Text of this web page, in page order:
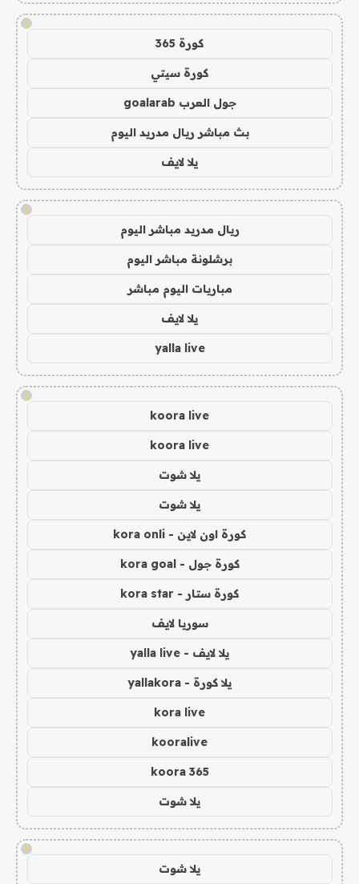
!
كورة 365
كورة سيتي
جول العرب goalarab
بث مباشر ريال مدريد اليوم
يلا لايف
!
ريال مدريد مباشر اليوم
برشلونة مباشر اليوم
مباريات اليوم مباشر
يلا لايف
yalla live
!
koora live
koora live
يلا شوت
يلا شوت
كورة اون لاين - kora onli
كورة جول - kora goal
كورة ستار - kora star
سوريا لايف
يلا لايف - yalla live
يلا كورة - yallakora
kora live
kooralive
koora 365
يلا شوت
!
يلا شوت